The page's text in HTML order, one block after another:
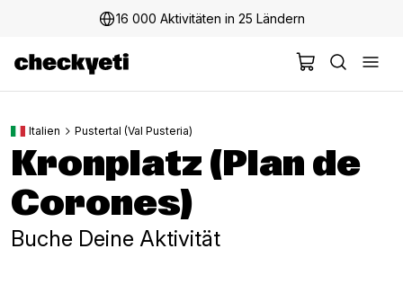
16 000 Aktivitäten in 25 Ländern
Italien Pustertal (Val Pusteria)
Kronplatz (Plan de
Corones)
Buche Deine Aktivität